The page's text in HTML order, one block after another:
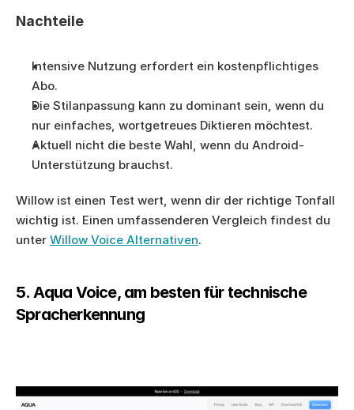
Nachteile
Intensive Nutzung erfordert ein kostenpflichtiges
Abo.
Die Stilanpassung kann zu dominant sein, wenn du
nur einfaches, wortgetreues Diktieren möchtest.
Aktuell nicht die beste Wahl, wenn du Android-
Unterstützung brauchst.
Willow ist einen Test wert, wenn dir der richtige Tonfall
wichtig ist. Einen umfassenderen Vergleich findest du
unter Willow Voice Alternativen.
5. Aqua Voice, am besten für technische
Spracherkennung